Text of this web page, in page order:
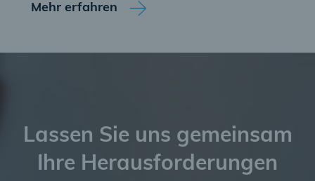
Mehr erfahren
Lassen Sie uns gemeinsam
Ihre Herausforderungen